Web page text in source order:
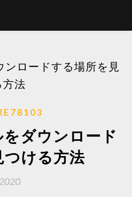
ロードする場所を見
方法
ダウンロード
ける方法